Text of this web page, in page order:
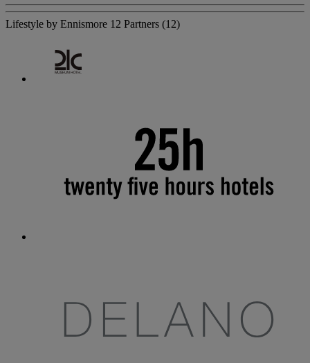
Lifestyle by Ennismore 12 Partners (12)